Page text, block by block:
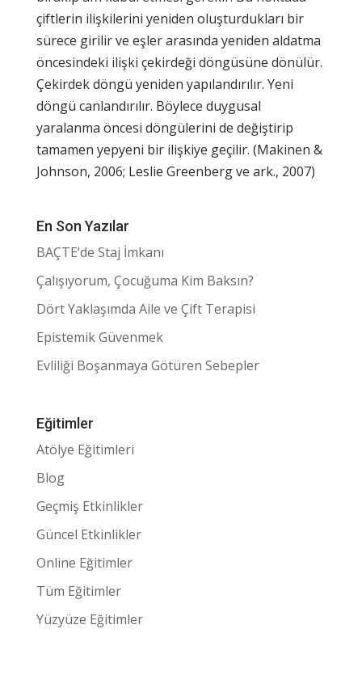
çiftlerin ilişkilerini yeniden oluşturdukları bir
sürece girilir ve eşler arasında yeniden aldatma
öncesindeki ilişki çekirdeği döngüsüne dönülür.
Çekirdek döngü yeniden yapılandırılır. Yeni
döngü canlandırılır. Böylece duygusal
yaralanma öncesi döngülerini de değiştirip
tamamen yepyeni bir ilişkiye geçilir. (Makinen &
Johnson, 2006; Leslie Greenberg ve ark., 2007)
En Son Yazılar
BAÇTE’de Staj İmkanı
Çalışıyorum, Çocuğuma Kim Baksın?
Dört Yaklaşımda Aile ve Çift Terapisi
Epistemik Güvenmek
Evliliği Boşanmaya Götüren Sebepler
Eğitimler
Atölye Eğitimleri
Blog
Geçmiş Etkinlikler
Güncel Etkinlikler
Online Eğitimler
Tüm Eğitimler
Yüzyüze Eğitimler